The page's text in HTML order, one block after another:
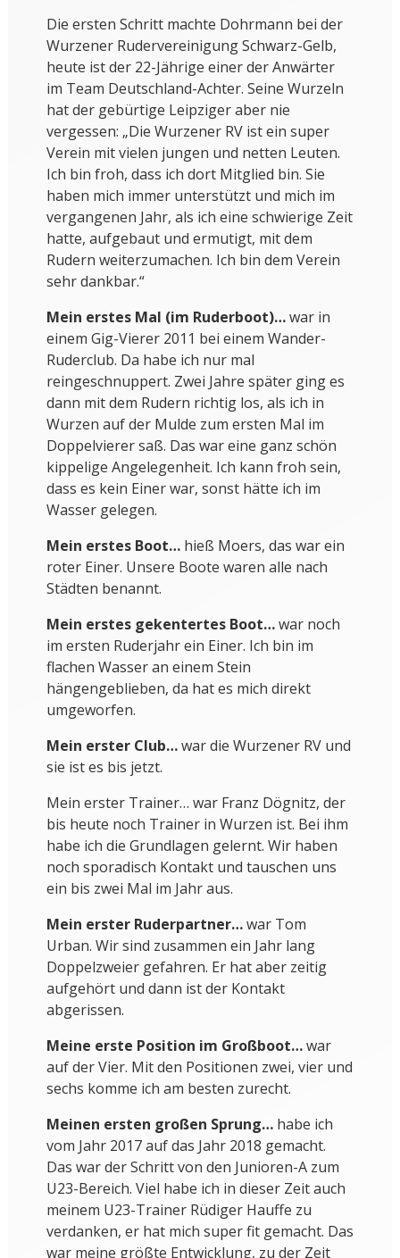
Die ersten Schritt machte Dohrmann bei der
Wurzener Rudervereinigung Schwarz-Gelb,
heute ist der 22-Jährige einer der Anwärter
im Team Deutschland-Achter. Seine Wurzeln
hat der gebürtige Leipziger aber nie
vergessen: „Die Wurzener RV ist ein super
Verein mit vielen jungen und netten Leuten.
Ich bin froh, dass ich dort Mitglied bin. Sie
haben mich immer unterstützt und mich im
vergangenen Jahr, als ich eine schwierige Zeit
hatte, aufgebaut und ermutigt, mit dem
Rudern weiterzumachen. Ich bin dem Verein
sehr dankbar.“
Mein erstes Mal (im Ruderboot)…war in
einem Gig-Vierer 2011 bei einem Wander-
Ruderclub. Da habe ich nur mal
reingeschnuppert. Zwei Jahre später ging es
dann mit dem Rudern richtig los, als ich in
Wurzen auf der Mulde zum ersten Mal im
Doppelvierer saß. Das war eine ganz schön
kippelige Angelegenheit. Ich kann froh sein,
dass es kein Einer war, sonst hätte ich im
Wasser gelegen.
Mein erstes Boot…hieß Moers, das war ein
roter Einer. Unsere Boote waren alle nach
Städten benannt.
Mein erstes gekentertes Boot…war noch
im ersten Ruderjahr ein Einer. Ich bin im
flachen Wasser an einem Stein
hängengeblieben, da hat es mich direkt
umgeworfen.
Mein erster Club…war die Wurzener RV und
sie ist es bis jetzt.
Mein erster Trainer… war Franz Dögnitz, der
bis heute noch Trainer in Wurzen ist. Bei ihm
habe ich die Grundlagen gelernt. Wir haben
noch sporadisch Kontakt und tauschen uns
ein bis zwei Mal im Jahr aus.
Mein erster Ruderpartner…war Tom
Urban. Wir sind zusammen ein Jahr lang
Doppelzweier gefahren. Er hat aber zeitig
aufgehört und dann ist der Kontakt
abgerissen.
Meine erste Position im Großboot…war
auf der Vier. Mit den Positionen zwei, vier und
sechs komme ich am besten zurecht.
Meinen ersten großen Sprung…habe ich
vom Jahr 2017 auf das Jahr 2018 gemacht.
Das war der Schritt von den Junioren-A zum
U23-Bereich. Viel habe ich in dieser Zeit auch
meinem U23-Trainer Rüdiger Hauffe zu
verdanken, er hat mich super fit gemacht. Das
war meine größte Entwicklung, zu der Zeit